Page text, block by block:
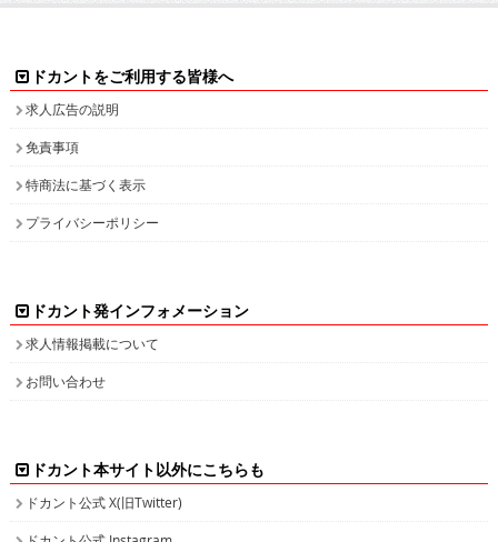
ドカントをご利用する皆様へ
求人広告の説明
免責事項
特商法に基づく表示
プライバシーポリシー
ドカント発インフォメーション
求人情報掲載について
お問い合わせ
ドカント本サイト以外にこちらも
ドカント公式 X(旧Twitter)